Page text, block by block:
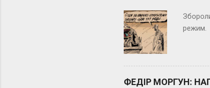
режим.
ФЕДІР МОРГУН: